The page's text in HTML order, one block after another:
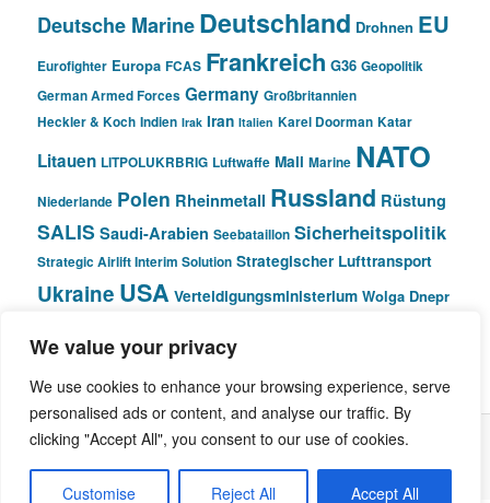
We value your privacy
We use cookies to enhance your browsing experience, serve
personalised ads or content, and analyse our traffic. By
clicking "Accept All", you consent to our use of cookies.
Customise Reject All Accept All
Deutsche MarineDeutschland Drohnen EU
Eurofighter Europa FCAS Frankreich G36 Geopolitik
German Armed Forces Germany Großbritannien
Heckler & Koch Indien Irak Iran Italien Karel Doorman Katar
Litauen LITPOLUKRBRIG Luftwaffe Mali Marine NATO
Niederlande Polen Rheinmetall Russland Rüstung
SALIS Saudi-Arabien Seebataillon Sicherheitspolitik
Strategic Airlift Interim Solution Strategischer Lufttransport
Ukraine USA Verteidigungsministerium Wolga Dnepr
© Pivot Area